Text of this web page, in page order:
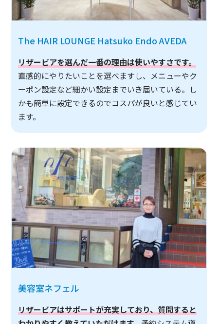
The HAIR LOUNGE Hatsuko Endo AVEDA
リザービアを選んだ一番の理由は使いやすさです。
直感的にやりたいことを選べますし、メニューやク
ーポン設定など細かい設定までいき届いている。し
かも簡単に設定できるのでコスパが良いと感じてい
ます。
美容室ネフェル
リザービアはサポートが充実しており、質問すると